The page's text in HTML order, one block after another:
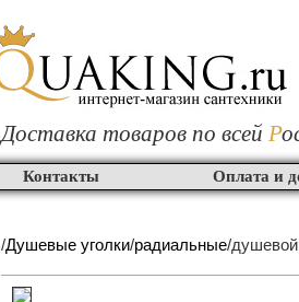
Доставка товаров по всей Р
Контакты Оплата и
/Душевые уголки/радиальные/душевой